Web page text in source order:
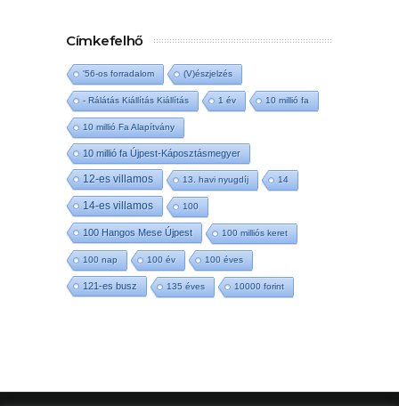
Címkefelhő
'56-os forradalom (V)észjelzés
- Rálátás Kiállítás Kiállítás 1 év 10 millió fa
10 millió Fa Alapítvány
10 millió fa Újpest-Káposztásmegyer
12-es villamos 13. havi nyugdíj 14
14-es villamos 100
100 Hangos Mese Újpest 100 milliós keret
100 nap 100 év 100 éves
121-es busz 135 éves 10000 forint